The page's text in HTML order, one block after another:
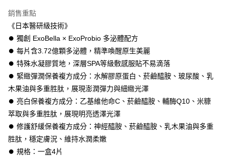
Apple Pay
街口支付
ATM付款
運送方式
全家取貨付款
每筆NT$60，滿NT$3,000(含以上)免運費
付款後全家取貨
每筆NT$60，滿NT$3,000(含以上)免運費
銷售重點
《日本醫研級技術》
⏺ 獨創 ExoBella × ExoProbio 多泌體配方
⏺ 每片含3.72億顆多泌體，精準喚醒原生美麗
⏺ 特殊水凝膠質地，深層SPA等級敷感服貼不易滴落
⏺︎ 緊緻彈潤保養複方成分：水解膠原蛋白、菸鹼醯胺、玻尿酸、乳
木果油與多重胜肽，展現澎潤彈力與細緻光澤
⏺ 亮白保養複方成分：乙基維他命C、菸鹼醯胺、輔酶Q10、米糠
萃取與多重胜肽，展現明亮透澤光澤
⏺︎ 修護舒緩保養複方成分：神經醯胺、菸鹼醯胺、乳木果油與多重
胜肽，穩定膚況、維持水潤柔嫩
⏺ 規格：一盒4片